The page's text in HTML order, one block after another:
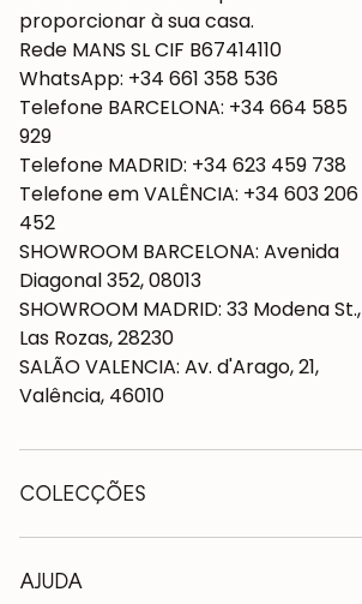
proporcionar à sua casa.
Rede MANS SL CIF B67414110
WhatsApp: +34 661 358 536
Telefone BARCELONA: +34 664 585
929
Telefone MADRID: +34 623 459 738
Telefone em VALÊNCIA: +34 603 206
452
SHOWROOM BARCELONA: Avenida
Diagonal 352, 08013
SHOWROOM MADRID: 33 Modena St.,
Las Rozas, 28230
SALÃO VALENCIA: Av. d'Arago, 21,
Valência, 46010
COLECÇÕES
Mesas de madeira
Tabelas extensíveis
AJUDA